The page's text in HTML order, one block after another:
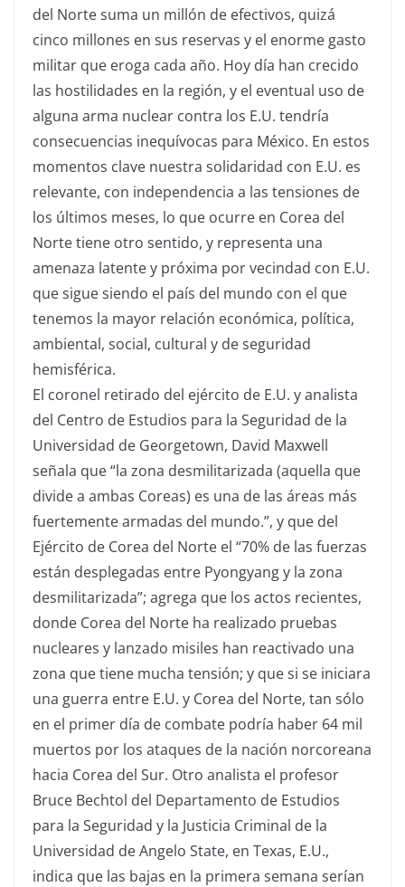
del Norte suma un millón de efectivos, quizá
cinco millones en sus reservas y el enorme gasto
militar que eroga cada año. Hoy día han crecido
las hostilidades en la región, y el eventual uso de
alguna arma nuclear contra los E.U. tendría
consecuencias inequívocas para México. En estos
momentos clave nuestra solidaridad con E.U. es
relevante, con independencia a las tensiones de
los últimos meses, lo que ocurre en Corea del
Norte tiene otro sentido, y representa una
amenaza latente y próxima por vecindad con E.U.
que sigue siendo el país del mundo con el que
tenemos la mayor relación económica, política,
ambiental, social, cultural y de seguridad
hemisférica.
El coronel retirado del ejército de E.U. y analista
del Centro de Estudios para la Seguridad de la
Universidad de Georgetown, David Maxwell
señala que “la zona desmilitarizada (aquella que
divide a ambas Coreas) es una de las áreas más
fuertemente armadas del mundo.”, y que del
Ejército de Corea del Norte el “70% de las fuerzas
están desplegadas entre Pyongyang y la zona
desmilitarizada”; agrega que los actos recientes,
donde Corea del Norte ha realizado pruebas
nucleares y lanzado misiles han reactivado una
zona que tiene mucha tensión; y que si se iniciara
una guerra entre E.U. y Corea del Norte, tan sólo
en el primer día de combate podría haber 64 mil
muertos por los ataques de la nación norcoreana
hacia Corea del Sur. Otro analista el profesor
Bruce Bechtol del Departamento de Estudios
para la Seguridad y la Justicia Criminal de la
Universidad de Angelo State, en Texas, E.U.,
indica que las bajas en la primera semana serían